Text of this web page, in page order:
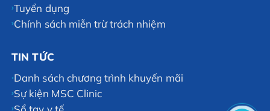
Tuyển dụng
Chính sách miễn trừ trách nhiệm
TIN TỨC
Danh sách chương trình khuyến mãi
Sự kiện MSC Clinic